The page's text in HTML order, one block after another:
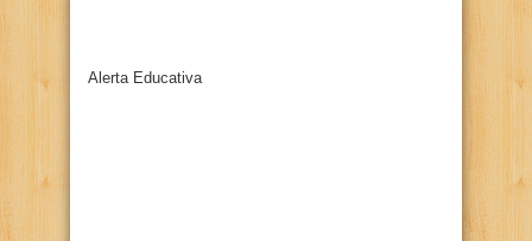
Alerta Educativa